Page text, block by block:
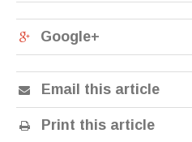
Google+
Email this article
Print this article